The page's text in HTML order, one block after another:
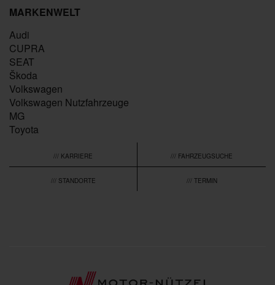
MARKENWELT
Audi
CUPRA
SEAT
Škoda
Volkswagen
Volkswagen Nutzfahrzeuge
MG
Toyota
/// KARRIERE /// FAHRZEUGSUCHE
/// STANDORTE /// TERMIN